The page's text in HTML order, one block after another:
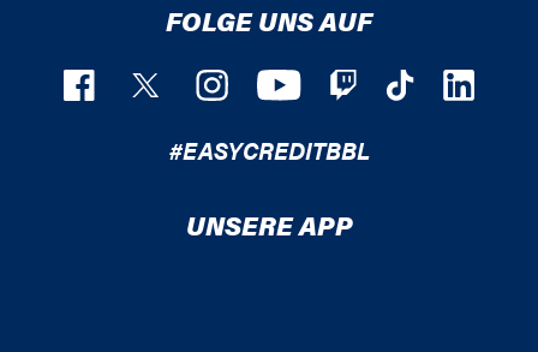
FOLGE UNS AUF
#EASYCREDITBBL
UNSERE APP